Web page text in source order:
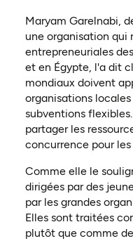
Maryam Garelnabi,
une organisation qui
entrepreneuriales
et en Égypte, l'a dit
mondiaux doivent
organisations
subventions
partager les
concurrence pour
Comme elle le
dirigées par des
par les grandes
Elles sont traitées
plutôt que comme